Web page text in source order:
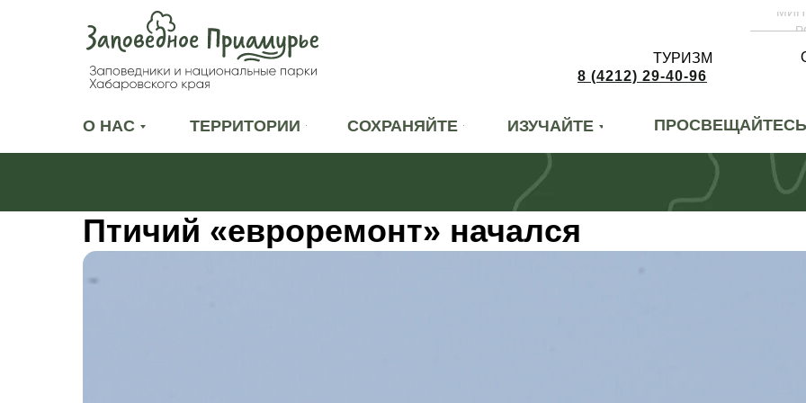
8 (4212) 29-40-96
ТУРИЗМ
О НАС ТЕРРИТОРИИ СОХРАНЯЙТЕ ИЗУЧАЙТЕ ПРОСВЕЩАЙТЕСЬ
Птичий «евроремонт» начался